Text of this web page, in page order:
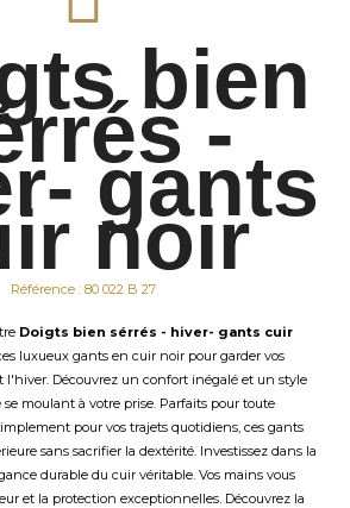
bien
-
gants
noir
Référence : 80 022 B 27
Doigts bien sérrés - hiver- gants cuir
luxueux gants en cuir noir pour garder vos
Découvrez un confort inégalé et un style
moulant à votre prise. Parfaits pour toute
pour vos trajets quotidiens, ces gants
sans sacrifier la dextérité. Investissez dans la
durable du cuir véritable. Vos mains vous
et la protection exceptionnelles. Découvrez la